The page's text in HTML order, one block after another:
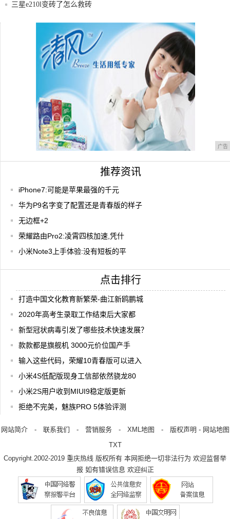
三星e210l变砖了怎么救砖
最有好感的全面屏旗舰:荣耀V10开箱/真机
广告
推荐资讯
iPhone7:可能是苹果最强的千元
华为P9名字变了配置还是青春版的样子
无边框+2
荣耀路由Pro2:凌霄四核加速,凭什
小米Note3上手体验:没有短板的平
点击排行
打造中国文化教育新繁荣-曲江新鸥鹏城
2020年高考生录取工作结束后大家都
新型冠状病毒引发了哪些技术快速发展？
款款都是旗舰机 3000元价位国产手
输入这些代码，荣耀10青春版可以进入
小米4S低配版现身工信部依然骁龙80
小米2S用户收到MIUI9稳定版更新
拒绝不完美，魅族PRO 5体验评测
网站简介- 联系我们 - 营销服务- XML地图 - 版权声明 - 网站地图
TXT
Copyright.2002-2019 重庆热线 版权所有 本网拒绝一切非法行为 欢迎监督举
报 如有错误信息 欢迎纠正